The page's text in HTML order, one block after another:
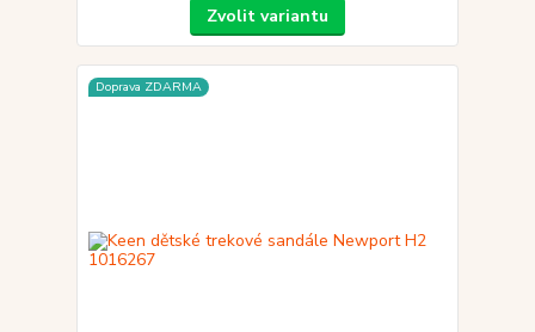
Zvolit variantu
Doprava ZDARMA